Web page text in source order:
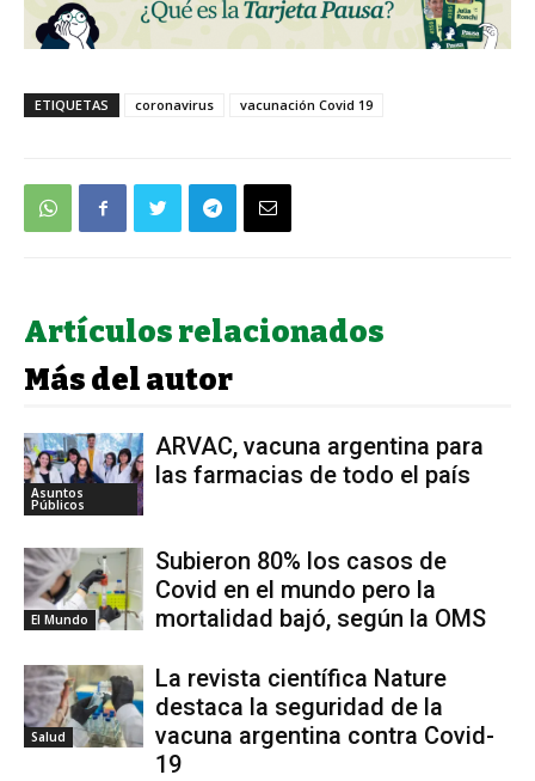
ETIQUETAS coronavirus vacunación Covid 19
Artículos relacionados
Más del autor
Asuntos
Públicos
ARVAC, vacuna argentina para
las farmacias de todo el país
El Mundo
Subieron 80% los casos de
Covid en el mundo pero la
mortalidad bajó, según la OMS
Salud
La revista científica Nature
destaca la seguridad de la
vacuna argentina contra Covid-
19